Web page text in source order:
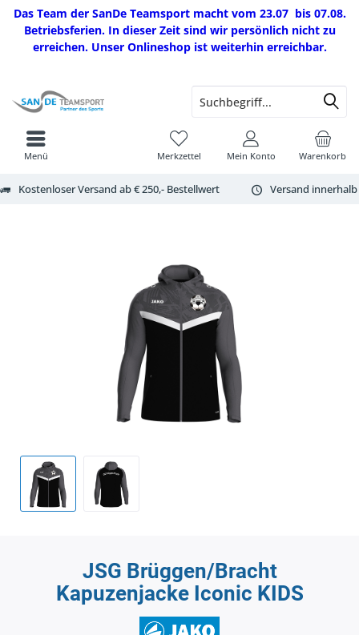
Das Team der SanDe Teamsport macht vom 23.07 bis 07.08.
Betriebsferien. In dieser Zeit sind wir persönlich nicht zu
erreichen. Unser Onlineshop ist weiterhin erreichbar.
Kostenloser Versand ab € 250,- Bestellwert Versand
Warenkorb
Merkzettel Mein Konto
Menü
JSG Brüggen/Bracht
Kapuzenjacke Iconic KIDS